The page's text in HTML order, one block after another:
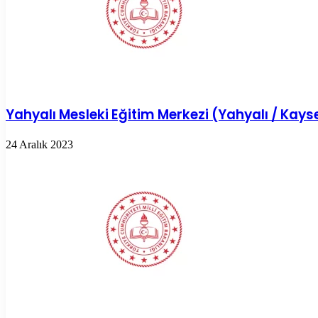
Yahyalı Mesleki Eğitim Merkezi (Yahyalı /
24 Aralık 2023